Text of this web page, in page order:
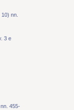
nn.
3 e
455-